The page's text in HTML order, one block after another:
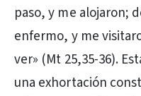
paso, y me alojaron;
enfermo, y me
ver» (Mt 25,35-36).
una exhortación